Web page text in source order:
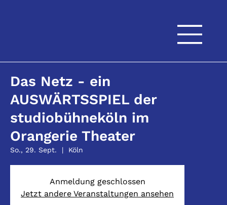
Das Netz - ein
AUSWÄRTSSPIEL der
studiobühneköln im
Orangerie Theater
So., 29. Sept.
  |
Köln
Anmeldung geschlossen
Jetzt andere Veranstaltungen ansehen